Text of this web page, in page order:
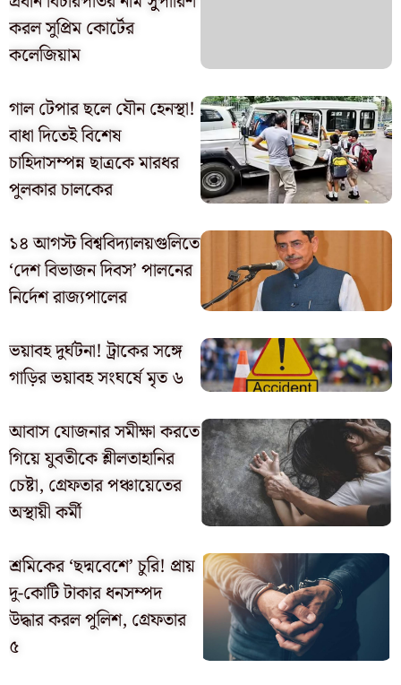
করল সুপ্রিম কোর্টের
কলেজিয়াম
গাল টেপার ছলে যৌন হেনস্থা!
বাধা দিতেই বিশেষ
চাহিদাসম্পন্ন ছাত্রকে মারধর
পুলকার চালকের
১৪ আগস্ট বিশ্ববিদ্যালয়গুলিতে
‘দেশ বিভাজন দিবস’ পালনের
নির্দেশ রাজ্যপালের
ভয়াবহ দুর্ঘটনা! ট্রাকের সঙ্গে
গাড়ির ভয়াবহ সংঘর্ষে মৃত ৬
আবাস যোজনার সমীক্ষা করতে
গিয়ে যুবতীকে শ্লীলতাহানির
চেষ্টা, গ্রেফতার পঞ্চায়েতের
অস্থায়ী কর্মী
শ্রমিকের ‘ছদ্মবেশে’ চুরি! প্রায়
দু-কোটি টাকার ধনসম্পদ
উদ্ধার করল পুলিশ, গ্রেফতার
৫